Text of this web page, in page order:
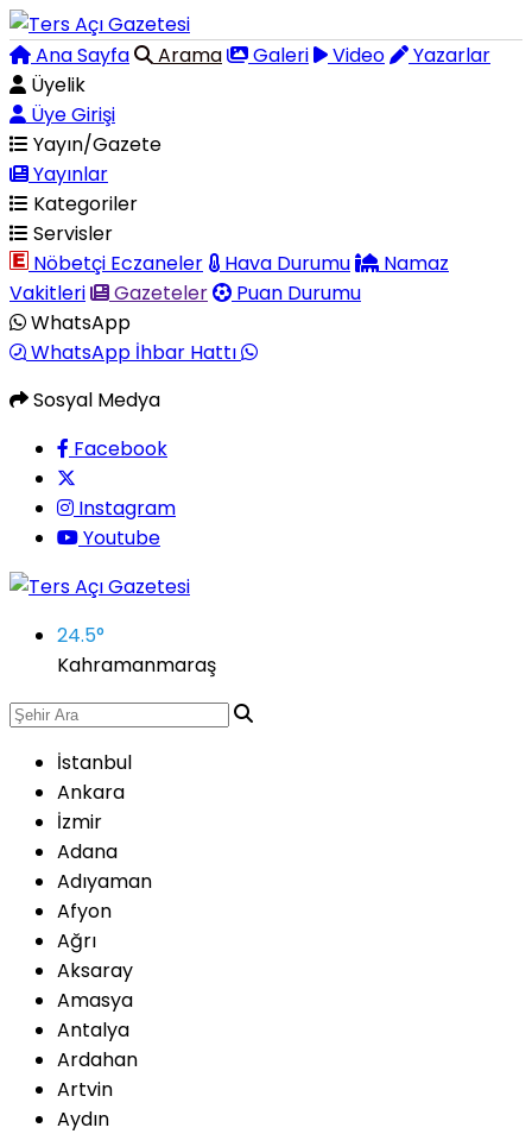
Ana Sayfa Arama Galeri Video
Yazarlar
Üyelik
Üye Girişi
Yayın/Gazete
Yayınlar
Kategoriler
Servisler
Nöbetçi Eczaneler
Hava Durumu
Namaz
Vakitleri
Gazeteler
Puan Durumu
WhatsApp
WhatsApp İhbar Hattı
Sosyal Medya
Facebook
Instagram
Youtube
24.5°
Kahramanmaraş
İstanbul
Ankara
İzmir
Adana
Adıyaman
Afyon
Ağrı
Aksaray
Amasya
Antalya
Ardahan
Artvin
Aydın